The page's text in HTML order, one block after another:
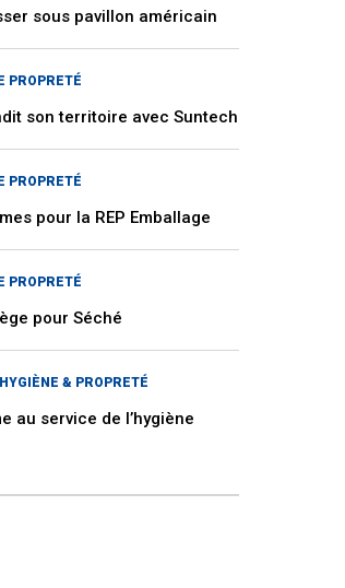
sous pavillon américain
PROPRETÉ
son territoire avec Suntech
PROPRETÉ
pour la REP Emballage
PROPRETÉ
pour Séché
& PROPRETÉ
au service de l’hygiène